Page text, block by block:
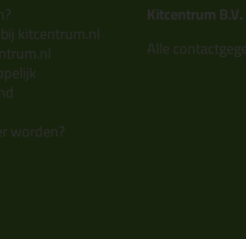
kitcentrum.nl
worden?
Kitcentrum B.V.
Alle